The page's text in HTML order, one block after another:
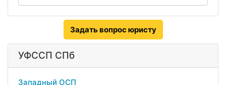
Задать вопрос юристу
УФССП СПб
Западный ОСП